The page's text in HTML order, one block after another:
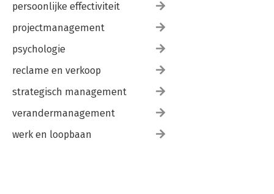
persoonlijke effectiviteit
projectmanagement
psychologie
reclame en verkoop
strategisch management
verandermanagement
werk en loopbaan